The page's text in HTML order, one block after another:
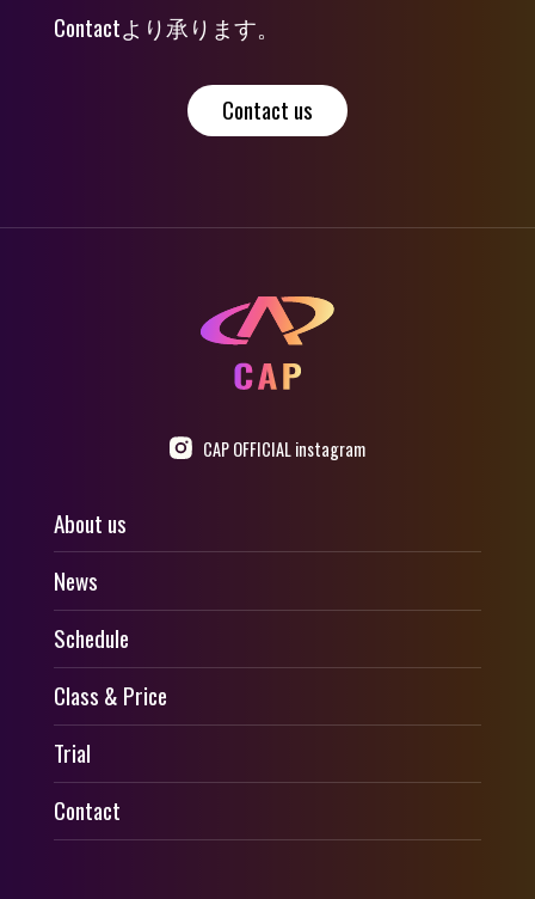
Contactより承ります。
Contact us
CAP OFFICIAL instagram
About us
News
Schedule
Class & Price
Trial
Contact